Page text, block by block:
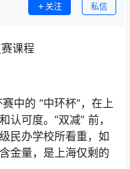
关注 私信
课程
中的 “中环杯”，在上
可度。“双减” 前，
民办学校所看重，如
金量，是上海仅剩的